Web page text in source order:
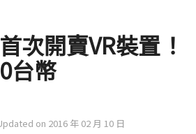
次開賣VR裝置！
台幣
on 2016 年 02 月 10 日